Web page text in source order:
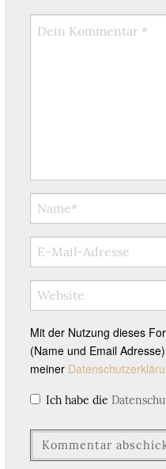
Mit der Nutzung dieses
(Name und Email
meiner
Ich habe die